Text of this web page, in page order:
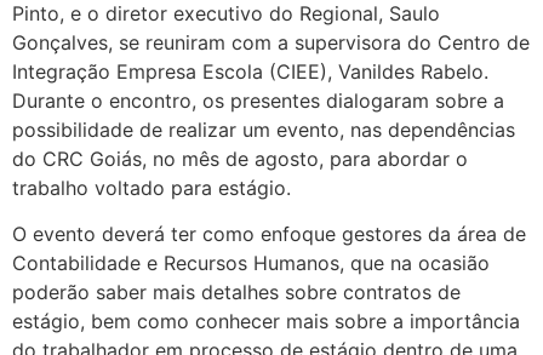
Pinto, e o diretor executivo do Regional, Saulo
Gonçalves, se reuniram com a supervisora do Centro de
Integração Empresa Escola (CIEE), Vanildes Rabelo.
Durante o encontro, os presentes dialogaram sobre a
possibilidade de realizar um evento, nas dependências
do CRC Goiás, no mês de agosto, para abordar o
trabalho voltado para estágio.
O evento deverá ter como enfoque gestores da área de
Contabilidade e Recursos Humanos, que na ocasião
poderão saber mais detalhes sobre contratos de
estágio, bem como conhecer mais sobre a importância